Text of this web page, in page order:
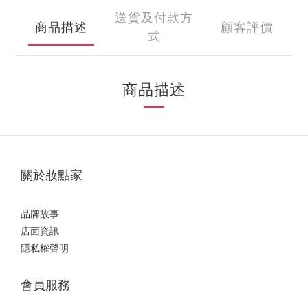
商品描述
送貨及付款方
式
顧客評價
商品描述
關於妝點家
品牌故事
店面資訊
隱私權聲明
會員服務